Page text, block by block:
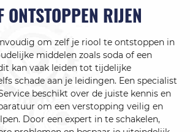
ONTSTOPPEN RIJEN
om zelf je riool te ontstoppen in
middelen zoals soda of een
kan vaak leiden tot tijdelijke
schade aan je leidingen. Een specialist
beschikt over de juiste kennis en
om een verstopping veilig en
Door een expert in te schakelen,